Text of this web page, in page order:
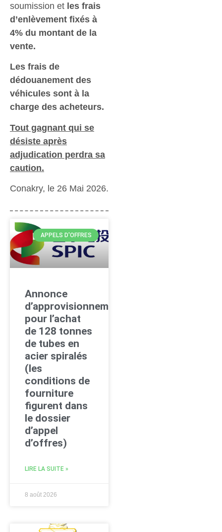
soumission et les frais
d’enlèvement fixés à
4% du montant de la
vente.
Les frais de
dédouanement des
véhicules sont à la
charge des acheteurs.
Tout gagnant qui se
désiste après
adjudication perdra sa
caution.
Conakry, le 26 Mai 2026.
APPELS D'OFFRES
Annonce
d’approvisionnement
pour l’achat
de 128 tonnes
de tubes en
acier spiralés
(les
conditions de
fourniture
figurent dans
le dossier
d’appel
d’offres)
LIRE LA SUITE »
8 août 2026